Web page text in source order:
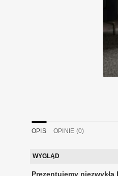
OPIS OPINIE (0)
WYGLĄD
Prezentujemy